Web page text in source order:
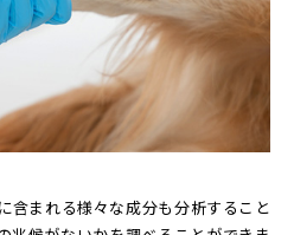
含まれる様々な成分も分析すること